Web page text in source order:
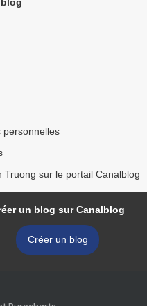
personnelles
Truong sur le portail Canalblog
un blog sur Canalblog
Créer un blog